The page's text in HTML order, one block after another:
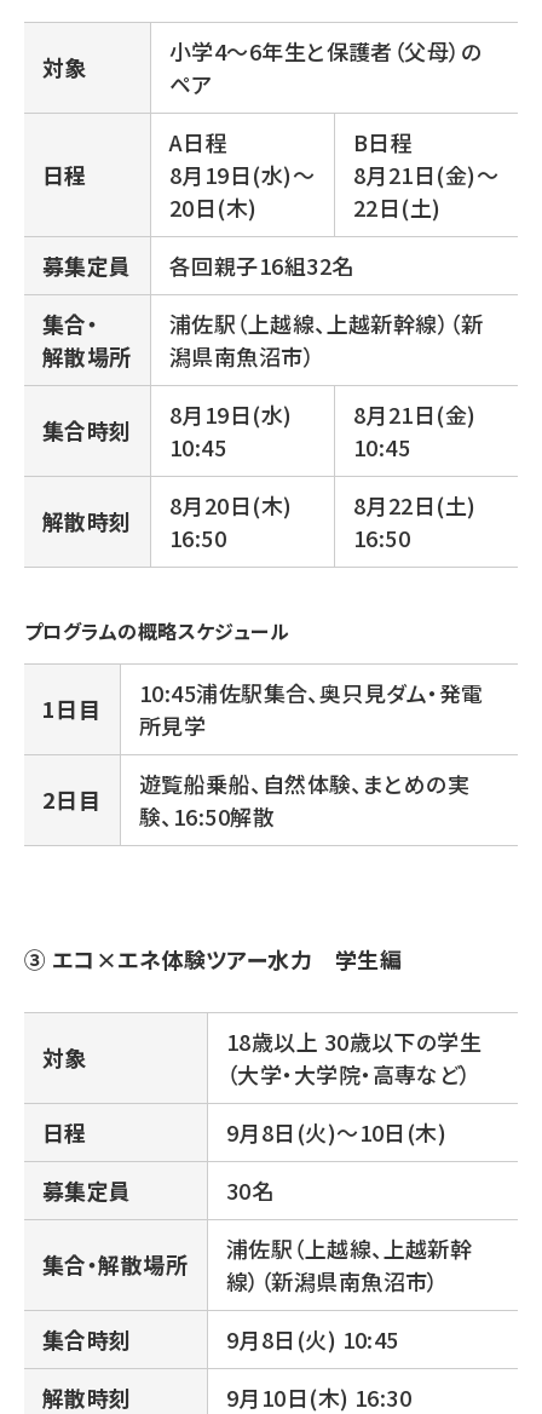
対象
小学4～6年生と保護者（父母）の
ペア
日程
A日程
8月19日(水)～
20日(木)
B日程
8月21日(金)～
22日(土)
募集定員
各回親子16組32名
集合・
解散場所
浦佐駅（上越線、上越新幹線）（新
潟県南魚沼市）
集合時刻
8月19日(水)
10:45
8月21日(金)
10:45
解散時刻
8月20日(木)
16:50
8月22日(土)
16:50
プログラムの概略スケジュール
1日目
10:45浦佐駅集合、奥只見ダム・発電
所見学
2日目
遊覧船乗船、自然体験、まとめの実
験、16:50解散
③ エコ×エネ体験ツアー水力 学生編
対象
18歳以上 30歳以下の学生
（大学・大学院・高専など）
日程
9月8日(火)～10日(木)
募集定員
30名
集合・解散場所
浦佐駅（上越線、上越新幹
線）（新潟県南魚沼市）
集合時刻
9月8日(火) 10:45
解散時刻
9月10日(木) 16:30